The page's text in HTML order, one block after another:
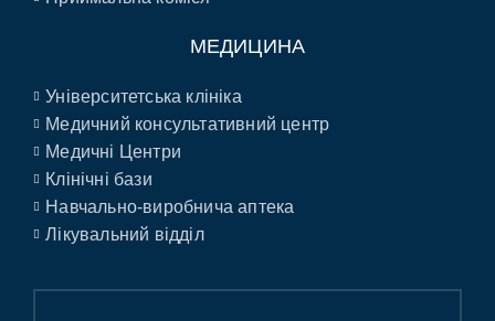
МЕДИЦИНА
Університетська клініка
Медичний консультативний центр
Медичні Центри
Клінічні бази
Навчально-виробнича аптека
Лікувальний відділ